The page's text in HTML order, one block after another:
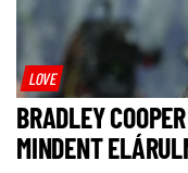
LOVE
BRADLEY
MINDENT